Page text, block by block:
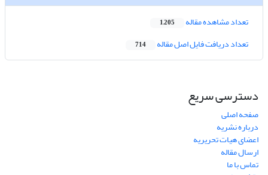
تعداد مشاهده مقاله 1,205
تعداد دریافت فایل اصل مقاله 714
دسترسی سریع
صفحه اصلی
درباره نشریه
اعضای هیات تحریریه
ارسال مقاله
تماس با ما